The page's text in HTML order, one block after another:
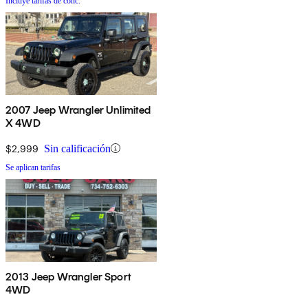
2007 Jeep Wrangler Unlimited
X 4WD
$2,999 Sin calificación
Se aplican tarifas
2013 Jeep Wrangler Sport
4WD